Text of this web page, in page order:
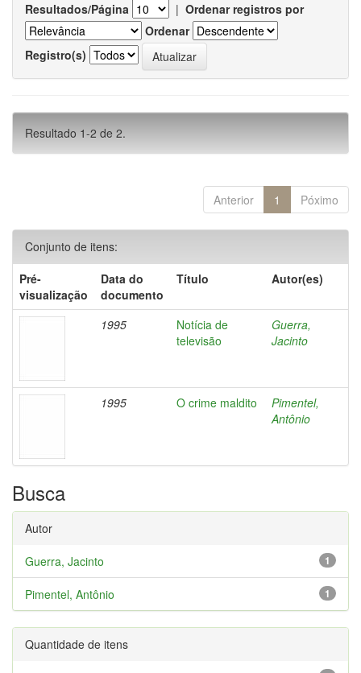
Resultados/Página | Ordenar registros por
Ordenar
Registro(s)
Resultado 1-2 de 2.
Anterior 1 Póximo
Conjunto de itens:
Pré-
visualização
Data do
documento
Título Autor(es)
1995
Notícia de
televisão
Guerra,
Jacinto
1995 O crime maldito
Pimentel,
Antônio
Busca
Autor
1
Guerra, Jacinto
1
Pimentel, Antônio
Quantidade de itens